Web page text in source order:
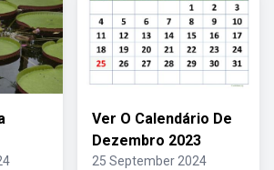
Ver O Calendário De
Dezembro 2023
25 September 2024